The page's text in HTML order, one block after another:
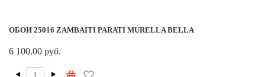
ОБОИ 25016 ZAMBAITI PARATI MURELLA BELLA
6 100.00 руб.